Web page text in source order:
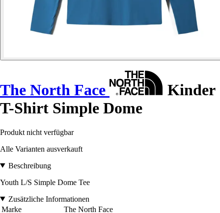
The North Face
Kinder
T-Shirt Simple Dome
Produkt nicht verfügbar
Alle Varianten ausverkauft
Beschreibung
Youth L/S Simple Dome Tee
Zusätzliche Informationen
Marke
The North Face